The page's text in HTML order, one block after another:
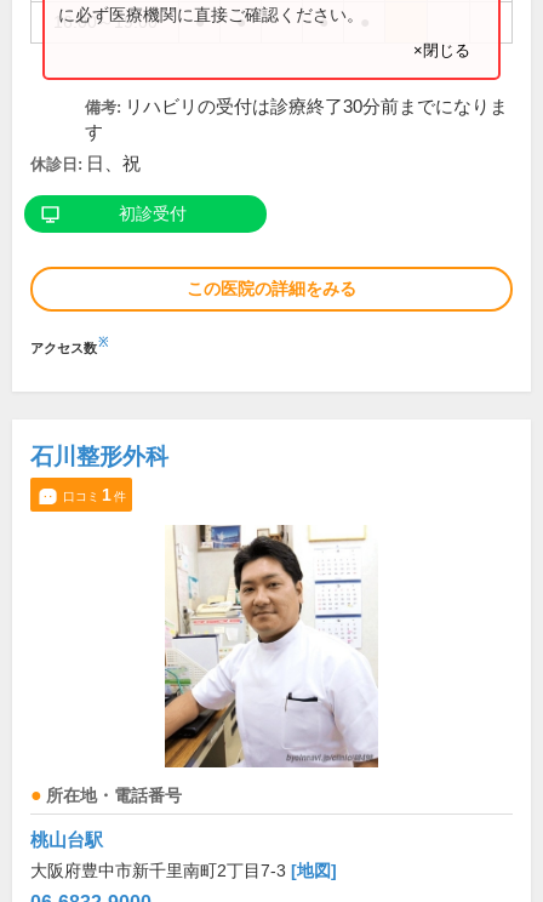
16:00～19:00 ● ● ●
に必ず医療機関に直接ご確認ください。
×閉じる
備考: リハビリの受付は診療終了30分前までになりま
す
休診日: 日、祝
初診受付
この医院の詳細をみる
アクセス数※
石川整形外科
口コミ 1件
所在地・電話番号
桃山台駅
大阪府豊中市新千里南町2丁目7-3 [地図]